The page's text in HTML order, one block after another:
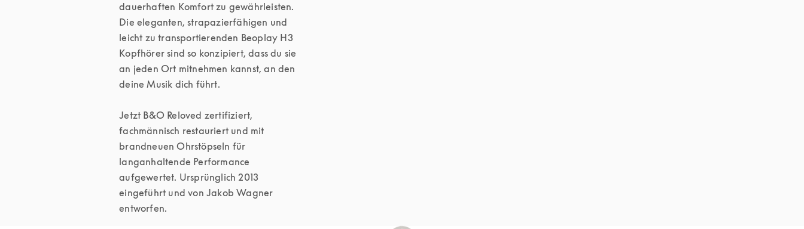
dauerhaften Komfort zu gewährleisten.
Die eleganten, strapazierfähigen und
leicht zu transportierenden Beoplay H3
Kopfhörer sind so konzipiert, dass du sie
an jeden Ort mitnehmen kannst, an den
deine Musik dich führt.
Jetzt B&O Reloved zertifiziert,
fachmännisch restauriert und mit
brandneuen Ohrstöpseln für
langanhaltende Performance
aufgewertet. Ursprünglich 2013
eingeführt und von Jakob Wagner